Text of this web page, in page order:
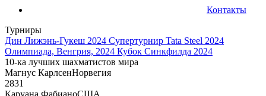
Контакты
Турниры
Дин Лижэнь-Гукеш 2024 Супертурнир Tata Steel 2024
Олимпиада, Венгрия, 2024 Кубок Синкфилда 2024
10-ка лучших шахматистов мира
Магнус КарлсенНорвегия
2831
Каруана ФабианоСША